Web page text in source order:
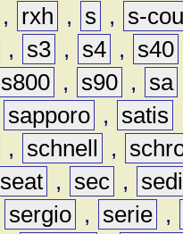
, rxh , s ,
s-
, s3 , s4 , s40
s800 , s90 , sa
sapporo , satis
, schnell ,
seat , sec ,
sergio , serie ,